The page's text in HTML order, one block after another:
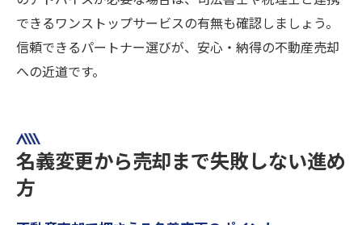
できるワンストップサービスの有無も確認しましょう。
信頼できるパートナー選びが、安心・納得の不動産売却
への近道です。
名義変更から売却まで失敗しない進め
方